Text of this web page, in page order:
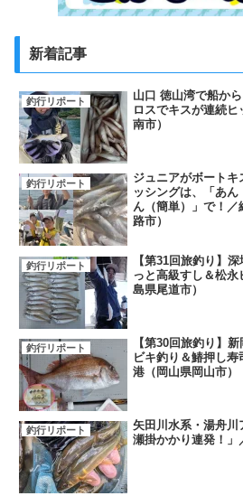
新着記事
釣行リポート
山口 徳山湾で船か
ロスでキスが連続
南市）
釣行リポート
ジュニアがボートキ
ッシングは、「あ
ん（簡単）」で！
路市）
釣行リポート
【第31回旅釣り】
っと高級すし＆松
島県尾道市）
釣行リポート
【第30回旅釣り】
ビキ釣り＆鰆押し
港（岡山県岡山市）
釣行リポート
矢田川水系・湯舟川
瀬掛かかり連発！」